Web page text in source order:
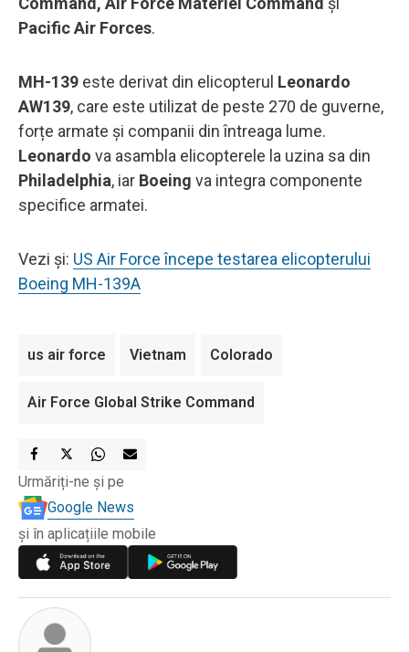
Pacific Air Forces.
MH-139 este derivat din elicopterul Leonardo
AW139, care este utilizat de peste 270 de guverne,
forțe armate și companii din întreaga lume.
Leonardo va asambla elicopterele la uzina sa din
Philadelphia, iar Boeing va integra componente
specifice armatei.
Vezi și: US Air Force începe testarea elicopterului
Boeing MH-139A
us air force Vietnam Colorado
Air Force Global Strike Command
Urmăriți-ne și pe
Google News
și în aplicațiile mobile